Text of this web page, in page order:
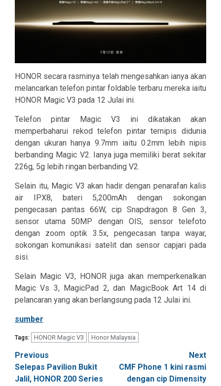
HONOR secara rasminya telah mengesahkan ianya akan
melancarkan telefon pintar foldable terbaru mereka iaitu
HONOR Magic V3 pada 12 Julai ini.
Telefon pintar Magic V3 ini dikatakan akan
memperbaharui rekod telefon pintar ternipis didunia
dengan ukuran hanya 9.7mm iaitu 0.2mm lebih nipis
berbanding Magic V2. Ianya juga memiliki berat sekitar
226g, 5g lebih ringan berbanding V2.
Selain itu, Magic V3 akan hadir dengan penarafan kalis
air IPX8, bateri 5,200mAh dengan sokongan
pengecasan pantas 66W, cip Snapdragon 8 Gen 3,
sensor utama 50MP dengan OIS, sensor telefoto
dengan zoom optik 3.5x, pengecasan tanpa wayar,
sokongan komunikasi satelit dan sensor capjari pada
sisi.
Selain Magic V3, HONOR juga akan memperkenalkan
Magic Vs 3, MagicPad 2, dan MagicBook Art 14 di
pelancaran yang akan berlangsung pada 12 Julai ini.
sumber
Tags: HONOR Magic V3 Honor Malaysia
Post
navigation
Previous
Selepas Pavilion Bukit
Jalil, HONOR 200 Series
Next
CMF Phone 1 kini rasmi
dengan cip Dimensity